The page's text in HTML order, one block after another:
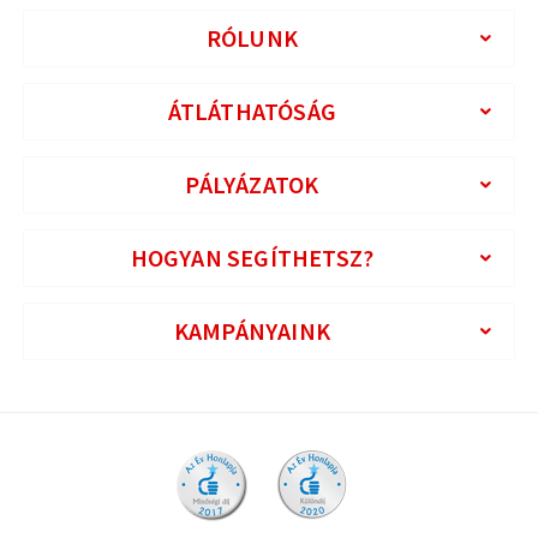
RÓLUNK
ÁTLÁTHATÓSÁG
PÁLYÁZATOK
HOGYAN SEGÍTHETSZ?
KAMPÁNYAINK